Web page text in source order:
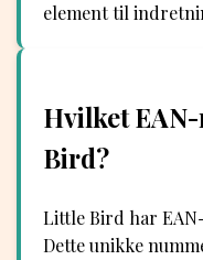
element til
Hvilket
Bird?
Little Bird har EAN-
Dette unikke